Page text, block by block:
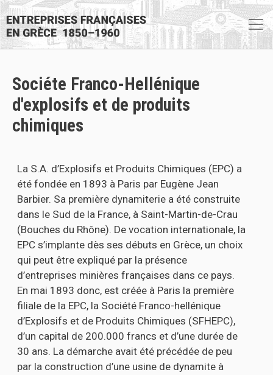
Aller au contenu principal
Sociéte Franco-Hellénique
d'explosifs et de produits
chimiques
La S.A. d’Explosifs et Produits Chimiques (EPC) a
été fondée en 1893 à Paris par Eugène Jean
Barbier. Sa première dynamiterie a été construite
dans le Sud de la France, à Saint-Martin-de-Crau
(Bouches du Rhône). De vocation internationale, la
EPC s’implante dès ses débuts en Grèce, un choix
qui peut être expliqué par la présence
d’entreprises minières françaises dans ce pays.
En mai 1893 donc, est créée à Paris la première
filiale de la EPC, la Société Franco-hellénique
d’Explosifs et de Produits Chimiques (SFHEPC),
d’un capital de 200.000 francs et d’une durée de
30 ans. La démarche avait été précédée de peu
par la construction d’une usine de dynamite à